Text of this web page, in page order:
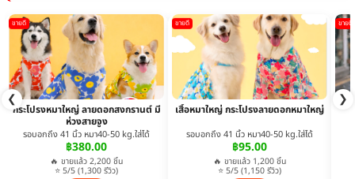
❮ ❯
ขายดี
กระโปรงหมาใหญ่ ลายดอกสงกรานต์ มี
ห่วงสายจูง
รอบอกถึง 41 นิ้ว หมา40-50 kg.ใส่ได้
฿380.00
🔥 ขายแล้ว 2,200 ชิ้น
⭐ 5/5 (1,300 รีวิว)
ขายดี
เสื้อหมาใหญ่ กระโปรงลายดอกหมาใหญ่
รอบอกถึง 41 นิ้ว หมา40-50 kg.ใส่ได้
฿95.00
🔥 ขายแล้ว 1,200 ชิ้น
⭐ 5/5 (1,150 รีวิว)
ขายดี